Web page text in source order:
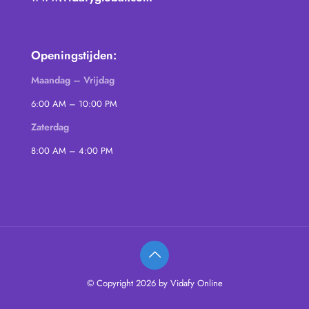
Openingstijden:
Maandag – Vrijdag
6:00 AM – 10:00 PM
Zaterdag
8:00 AM – 4:00 PM
© Copyright 2026 by Vidafy Online